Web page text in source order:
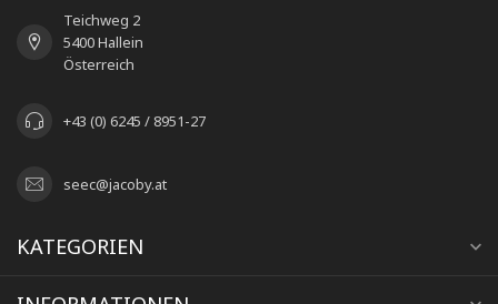
Teichweg 2
5400 Hallein
Österreich
+43 (0) 6245 / 8951-27
seec@jacoby.at
KATEGORIEN